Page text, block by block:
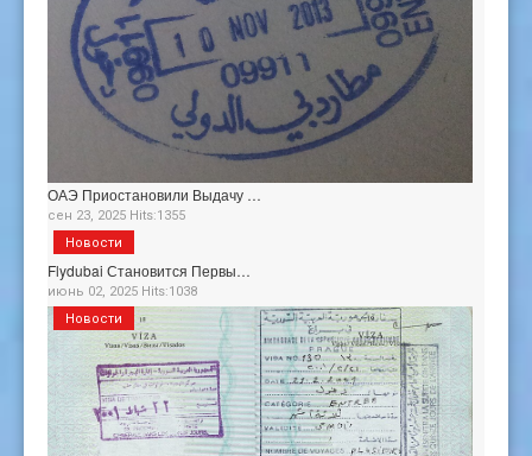
ОАЭ Приостановили Выдачу …
сен 23, 2025 Hits:1355
Flydubai Становится Первы…
июнь 02, 2025 Hits:1038
Новости
Новости